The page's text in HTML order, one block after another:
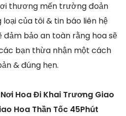
thương mến trường đoản
của tôi & tin báo liên hệ
đảm bảo an toàn rằng hoa sẽ
bạn thừa nhận một cách
& đúng hẹn.
Hoa Đi Khai Trương Giao
Hoa Thần Tốc 45Phút